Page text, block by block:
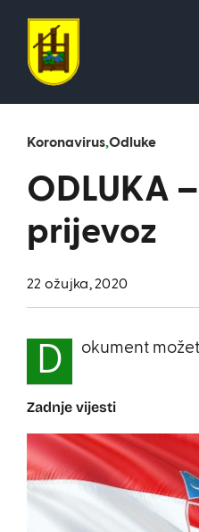
content
Koronavirus,Odluke
ODLUKA
prijevoz
22 ožujka, 2020
D okument
Zadnje vijesti